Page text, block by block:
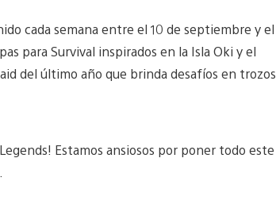
cada semana entre el 10 de septiembre y el
para Survival inspirados en la Isla Oki y el
del último año que brinda desafíos en trozos
Estamos ansiosos por poner todo este